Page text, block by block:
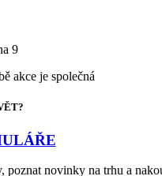
9
akce je společná
novinky na trhu a